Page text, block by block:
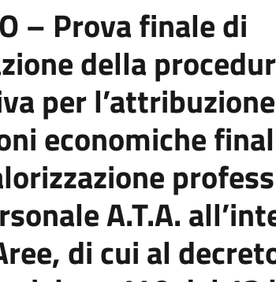
– Prova finale di
della
per
economiche
A.T.A.
di cui al